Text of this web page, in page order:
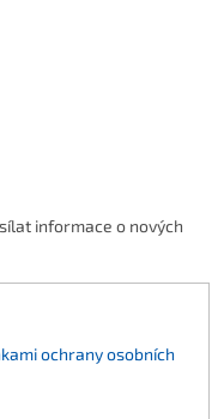
informace o nových
ochrany osobních